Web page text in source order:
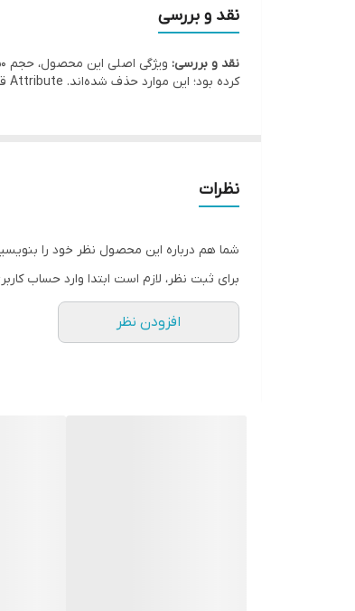
نقد و بررسی
نقد و بررسی:
کرده بود؛ این موارد حذف شده‌اند. Attribute قدیمی «مناسب آقایان و بانوان» با عنوان مردانه تعارض دارد و برای گزارش نهایی ثبت شده است.
نظرات
شما هم درباره این محصول نظر خود را
برای ثبت نظر، لازم است ابتدا وارد حساب
افزودن نظر